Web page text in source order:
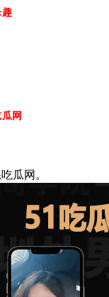
趣
网
瓜网。